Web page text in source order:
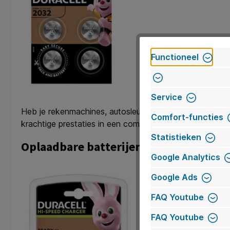
Heb je rekenmachines, autosleutels of specifieke
krachtige prestaties in een compact formaat.
Oplaadbare batterijen: Duurzaam en
Functioneel
Service
Comfort-functies
Statistieken
Google Analytics
Google Ads
FAQ Youtube
FAQ Youtube